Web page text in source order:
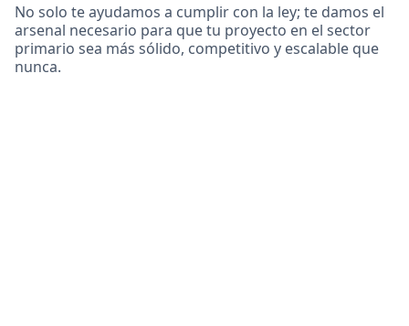
No solo te ayudamos a cumplir con la ley; te damos el
arsenal necesario para que tu proyecto en el sector
primario sea más sólido, competitivo y escalable que
nunca.